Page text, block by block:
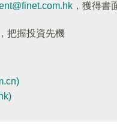
，獲得書
把握投資先機